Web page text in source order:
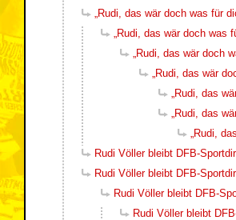
„Rudi, das wär doch was für
„Rudi, das wär doch was
„Rudi, das wär doch
„Rudi, das wär
„Rudi, das
„Rudi, das
„Rudi,
Rudi Völler bleibt DFB-
Rudi Völler bleibt DFB-
Rudi Völler bleibt DFB-
Rudi Völler bleibt